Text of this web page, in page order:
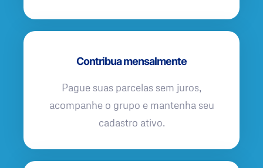
Contribua mensalmente
Pague suas parcelas sem juros,
acompanhe o grupo e mantenha seu
cadastro ativo.